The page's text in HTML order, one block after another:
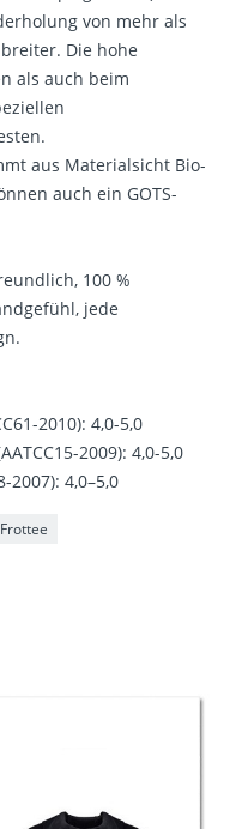
von mehr als
Die hohe
als auch beim
aus Materialsicht Bio-
auch ein GOTS-
100 %
jede
2010): 4,0-5,0
2009): 4,0-5,0
2007): 4,0–5,0